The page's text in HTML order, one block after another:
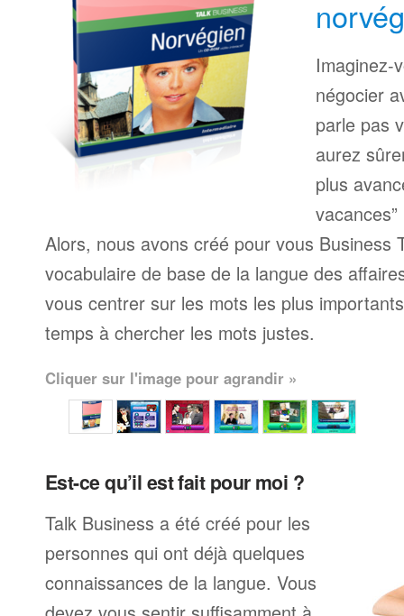
Imaginez-
négocier
parle pas
aurez
plus
Alors, nous avons créé pour vous Business
vocabulaire de base de la langue des
vous centrer sur les mots les plus
temps à chercher les mots justes.
Cliquer sur l'image pour agrandir »
Est-ce qu’il est fait pour moi ?
Talk Business a été créé pour les
personnes qui ont déjà quelques
connaissances de la langue. Vous